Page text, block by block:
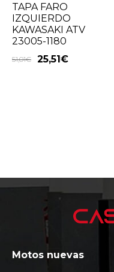
TAPA FARO
IZQUIERDO
KAWASAKI ATV
23005-1180
51,01€ 25,51€
Motos nuevas